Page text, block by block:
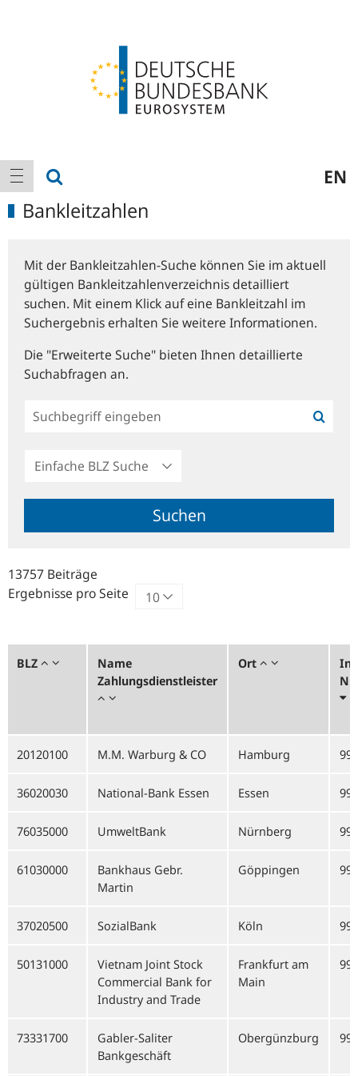
Hauptnavigation
Navigation anzeigen EN
Bankleitzahlen
Mit der Bankleitzahlen-Suche können Sie im aktuell
gültigen Bankleitzahlenverzeichnis detailliert
suchen. Mit einem Klick auf eine Bankleitzahl im
Suchergebnis erhalten Sie weitere Informationen.
Die "Erweiterte Suche" bieten Ihnen detaillierte
Suchabfragen an.
Einfache
Suche
Suchen
13757 Beiträge
Ergebnisse pro Seite
BLZ
Name
Zahlungsdienstleister
Ort
20120100 M.M. Warburg & CO Hamburg
36020030 National-Bank Essen Essen
76035000 UmweltBank Nürnberg
61030000
Bankhaus Gebr.
Martin
Göppingen
37020500 SozialBank Köln
50131000
Vietnam Joint Stock
Commercial Bank for
Industry and Trade
Frankfurt am
Main
73331700
Gabler-Saliter
Bankgeschäft
Obergünzburg